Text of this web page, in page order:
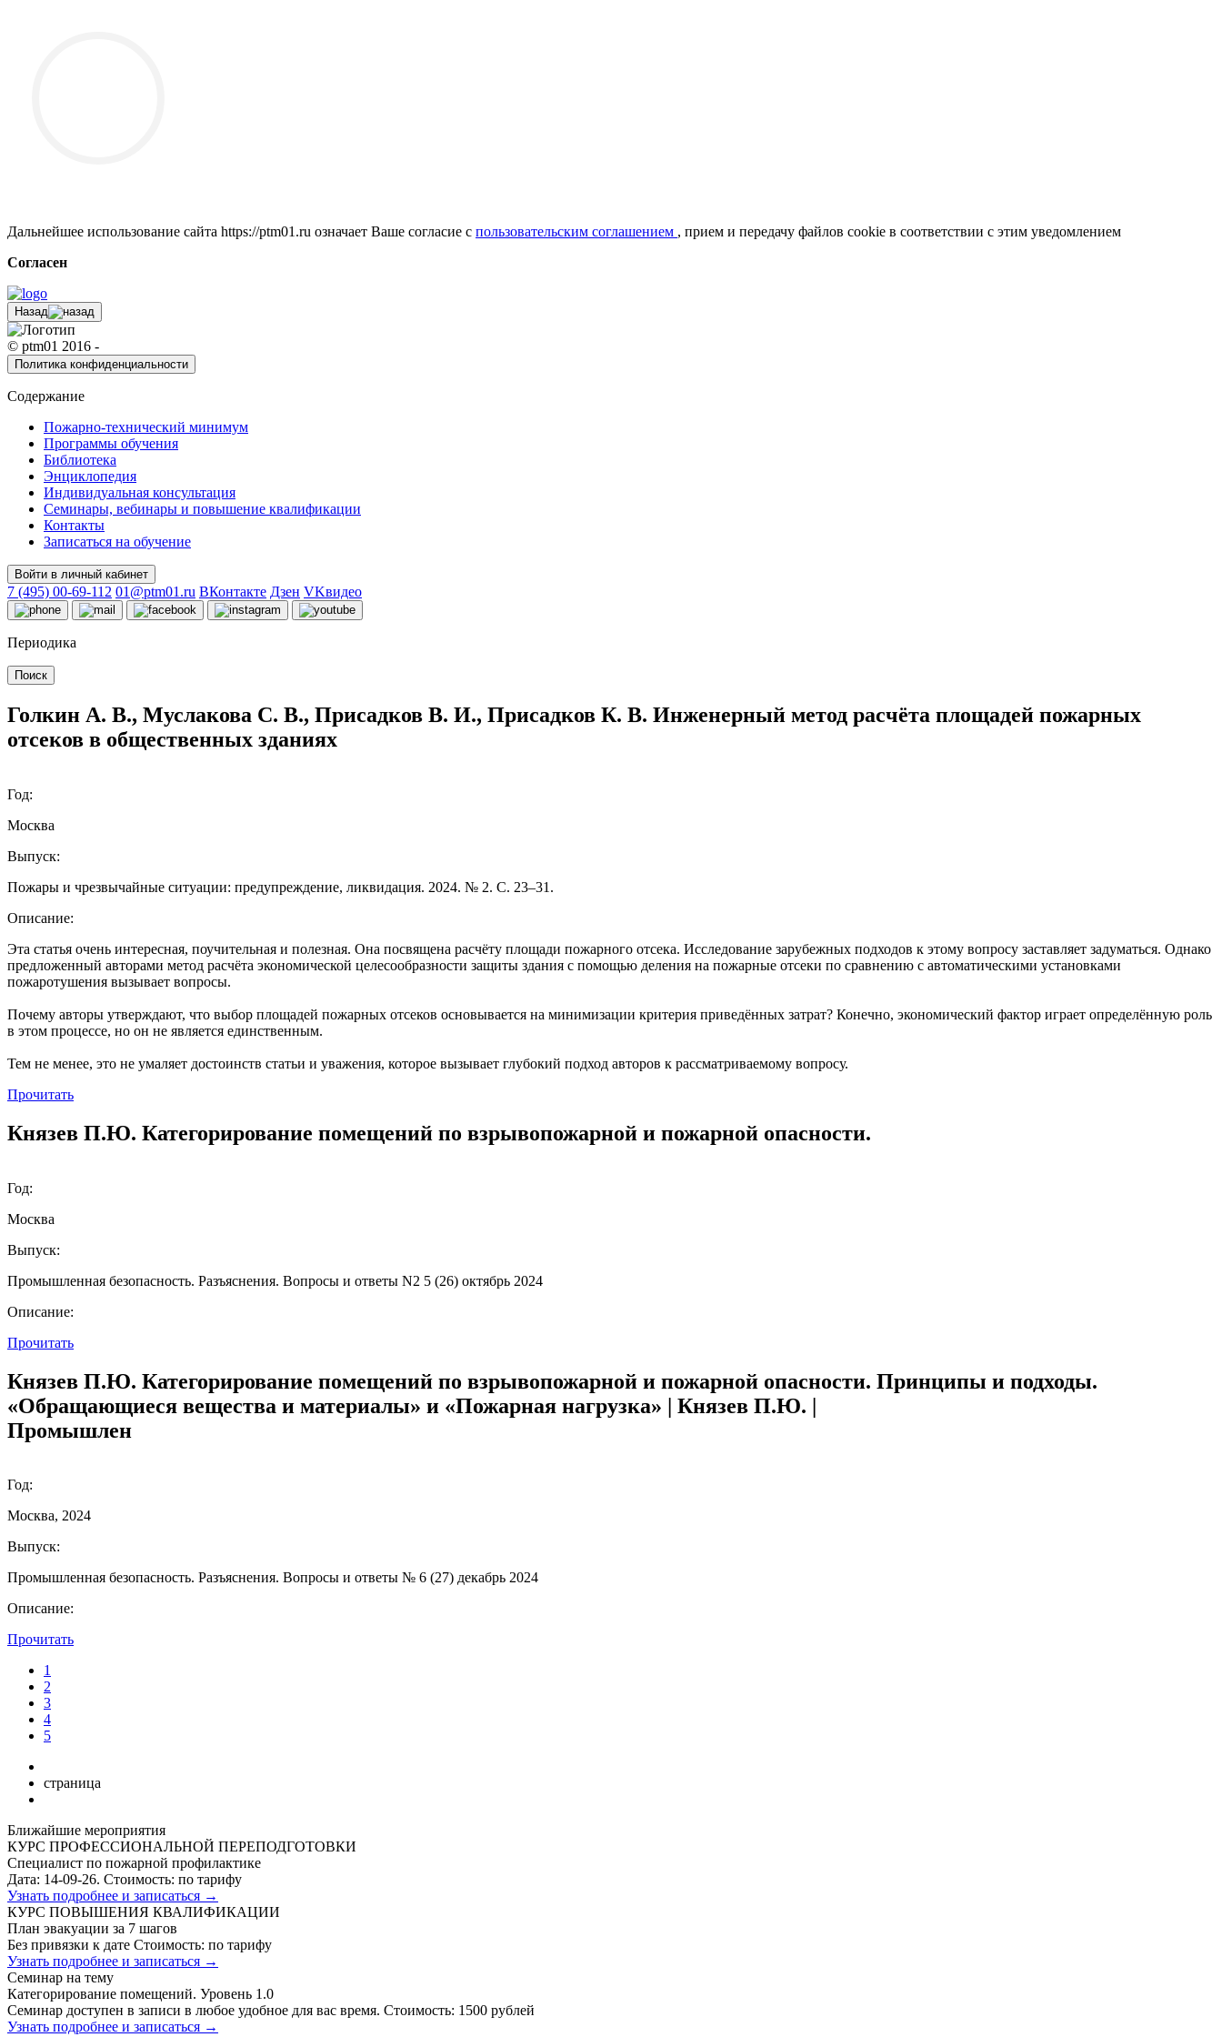
Дальнейшее использование сайта https://ptm01.ru означает Ваше согласие с пользовательским соглашением , прием и передачу файлов cookie в соответствии с этим уведомлением
Согласен
Назад
© ptm01 2016 -
Политика конфиденциальности
Содержание
Пожарно-технический минимум
Программы обучения
Библиотека
Энциклопедия
Индивидуальная консультация
Семинары, вебинары и повышение квалификации
Контакты
Записаться на обучение
Войти в личный кабинет
7 (495) 00-69-112 01@ptm01.ru ВКонтакте Дзен VKвидео
Периодика
Поиск
Голкин А. В., Муслакова С. В., Присадков В. И., Присадков К. В. Инженерный метод расчёта площадей пожарных
отсеков в общественных зданиях
Год:
Москва
Выпуск:
Пожары и чрезвычайные ситуации: предупреждение, ликвидация. 2024. № 2. С. 23–31.
Описание:
Эта статья очень интересная, поучительная и полезная. Она посвящена расчёту площади пожарного отсека. Исследование зарубежных подходов к этому вопросу заставляет задуматься. Однако
предложенный авторами метод расчёта экономической целесообразности защиты здания с помощью деления на пожарные отсеки по сравнению с автоматическими установками
пожаротушения вызывает вопросы.
Почему авторы утверждают, что выбор площадей пожарных отсеков основывается на минимизации критерия приведённых затрат? Конечно, экономический фактор играет определённую роль
в этом процессе, но он не является единственным.
Тем не менее, это не умаляет достоинств статьи и уважения, которое вызывает глубокий подход авторов к рассматриваемому вопросу.
Прочитать
Князев П.Ю. Категорирование помещений по взрывопожарной и пожарной опасности.
Год:
Москва
Выпуск:
Промышленная безопасность. Разъяснения. Вопросы и ответы N2 5 (26) октябрь 2024
Описание:
Прочитать
Князев П.Ю. Категорирование помещений по взрывопожарной и пожарной опасности. Принципы и подходы.
«Обращающиеся вещества и материалы» и «Пожарная нагрузка» | Князев П.Ю. |
Промышлен
Год:
Москва, 2024
Выпуск:
Промышленная безопасность. Разъяснения. Вопросы и ответы № 6 (27) декабрь 2024
Описание:
Прочитать
1
2
3
4
5
страница
Ближайшие мероприятия
КУРС ПРОФЕССИОНАЛЬНОЙ ПЕРЕПОДГОТОВКИ
Специалист по пожарной профилактике
Дата: 14-09-26. Стоимость: по тарифу
Узнать подробнее и записаться →
КУРС ПОВЫШЕНИЯ КВАЛИФИКАЦИИ
План эвакуации за 7 шагов
Без привязки к дате Стоимость: по тарифу
Узнать подробнее и записаться →
Семинар на тему
Категорирование помещений. Уровень 1.0
Семинар доступен в записи в любое удобное для вас время. Стоимость: 1500 рублей
Узнать подробнее и записаться →